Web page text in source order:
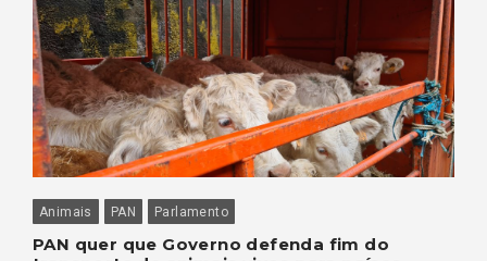
Animais PAN Parlamento
PAN quer que Governo defenda fim do